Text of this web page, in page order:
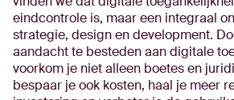
eindcontrole is, maar een integraal
strategie, design en development.
aandacht te besteden aan digitale
voorkom je niet alleen boetes en
bespaar je ook kosten, haal je meer